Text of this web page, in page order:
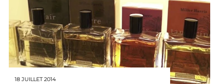
18 JUILLET 2014